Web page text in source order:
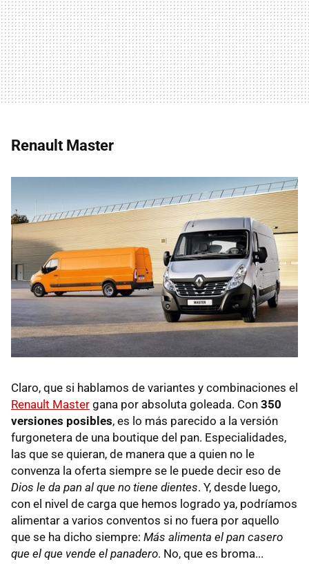
Renault Master
Claro, que si hablamos de variantes y combinaciones el
Renault Master gana por absoluta goleada. Con 350
versiones posibles, es lo más parecido a la versión
furgonetera de una boutique del pan. Especialidades,
las que se quieran, de manera que a quien no le
convenza la oferta siempre se le puede decir eso de
Dios le da pan al que no tiene dientes. Y, desde luego,
con el nivel de carga que hemos logrado ya, podríamos
alimentar a varios conventos si no fuera por aquello
que se ha dicho siempre: Más alimenta el pan casero
que el que vende el panadero. No, que es broma...